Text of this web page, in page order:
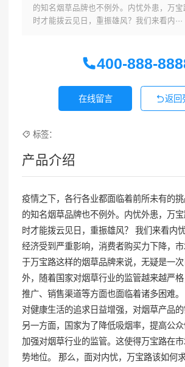
的知名烟草品牌也不例外。内忧外患，万
时才能拨云见日，重振雄风？我们来看内···
400-888-
在线留言 返回
标签：
产品介绍
疫情之下，各行各业都面临着前所未有的
的知名烟草品牌也不例外。内忧外患，万
时才能拨云见日，重振雄风？ 我们来看内
经济受到严重影响，消费者购买力下降，
于万宝路这样的烟草品牌来说，无疑是一
外，随着国家对烟草行业的监管越来越严
推广、销售渠道等方面也面临着诸多困难
对健康生活的追求日益增强，对烟草产品的
另一方面，国家为了降低吸烟率，提高公
加强对烟草行业的监管。这使得万宝路在
势地位。 那么，面对内忧，万宝路该如何